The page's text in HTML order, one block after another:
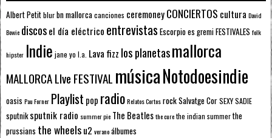
Albert Petitblurbn mallorcacanciones ceremoneyCONCIERTOS cultura David
Bowie discosel día eléctrico entrevistas Escorpioes gremiFESTIVALES folk
hipster Indie jane yo l.a. Lava fizz los planetasmallorca
MALLORCA LIve FESTIVAL músicaNotodoesindie
oasis Pau Forner Playlist pop radioRelatos CortosrockSalvatge CorSEXY SADIE
sputnik sputnik radio summer pie The Beatlesthe curethe indian summerthe
prussians the wheelsu2 veranoálbumes